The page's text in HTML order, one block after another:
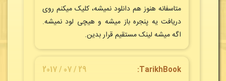
متاسفانه هنوز هم دانلود نمیشه، کلیک میکنم روی
دریافت یه پنجره باز میشه و هیچی لود نمیشه.
اگه میشه لینک مستقیم قرار بدین.
TarikhBook
:
29 / 07 / 2017